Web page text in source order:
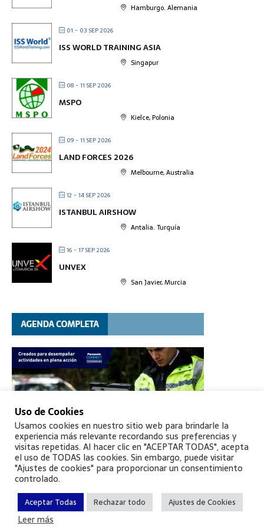
Hamburgo. Alemania
01 - 03 SEP 2026
ISS WORLD TRAINING ASIA
Singapur
08 - 11 SEP 2026
MSPO
Kielce, Polonia
09 - 11 SEP 2026
LAND FORCES 2026
Melbourne, Australia
12 - 14 SEP 2026
ISTANBUL AIRSHOW
Antalia. Turquía
16 - 17 SEP 2026
UNVEX
San Javier, Murcia
Uso de Cookies
Usamos cookies en nuestro sitio web para brindarle la
experiencia más relevante recordando sus preferencias y
visitas repetidas. Al hacer clic en "ACEPTAR TODAS", acepta
el uso de TODAS las cookies. Sin embargo, puede visitar
"Ajustes de cookies" para proporcionar un consentimiento
controlado.
Aceptar Todas Rechazar todo Ajustes de Cookies
Leer más